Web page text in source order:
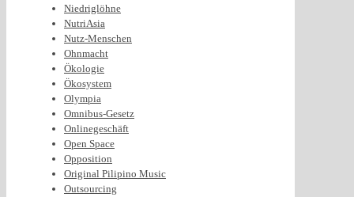
Niedriglöhne
NutriAsia
Nutz-Menschen
Ohnmacht
Ökologie
Ökosystem
Olympia
Omnibus-Gesetz
Onlinegeschäft
Open Space
Opposition
Original Pilipino Music
Outsourcing